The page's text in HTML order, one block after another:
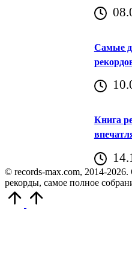
Самые
Книга
© records-max.com, 2014-
рекорды, самое полное